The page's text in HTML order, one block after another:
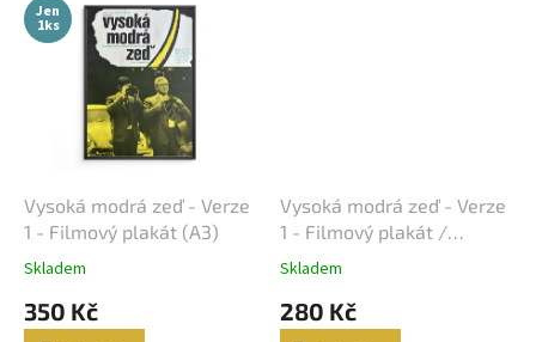
Steven Soderbergh
Otakar Vávra 28
Juraj Herz 27
Ridley Scott 26
James Cameron
Woody Allen
Jen
1ks
Vysoká modrá zeď - Verze
1 - Filmový plakát (A3)
Skladem
350 Kč
Vysoká modrá zeď - Verze
1 - Filmový plakát /
Fotoska / Slepka (cca A4)
Skladem
280 Kč